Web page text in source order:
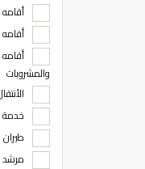
أقامه
والمشروبات
خدمة